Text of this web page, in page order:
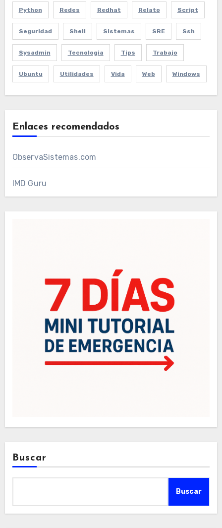
Python Redes Redhat Relato Script
Seguridad Shell Sistemas SRE Ssh
Sysadmin Tecnologia Tips Trabajo
Ubuntu Utilidades Vida Web Windows
Enlaces recomendados
ObservaSistemas.com
IMD Guru
Buscar
Buscar